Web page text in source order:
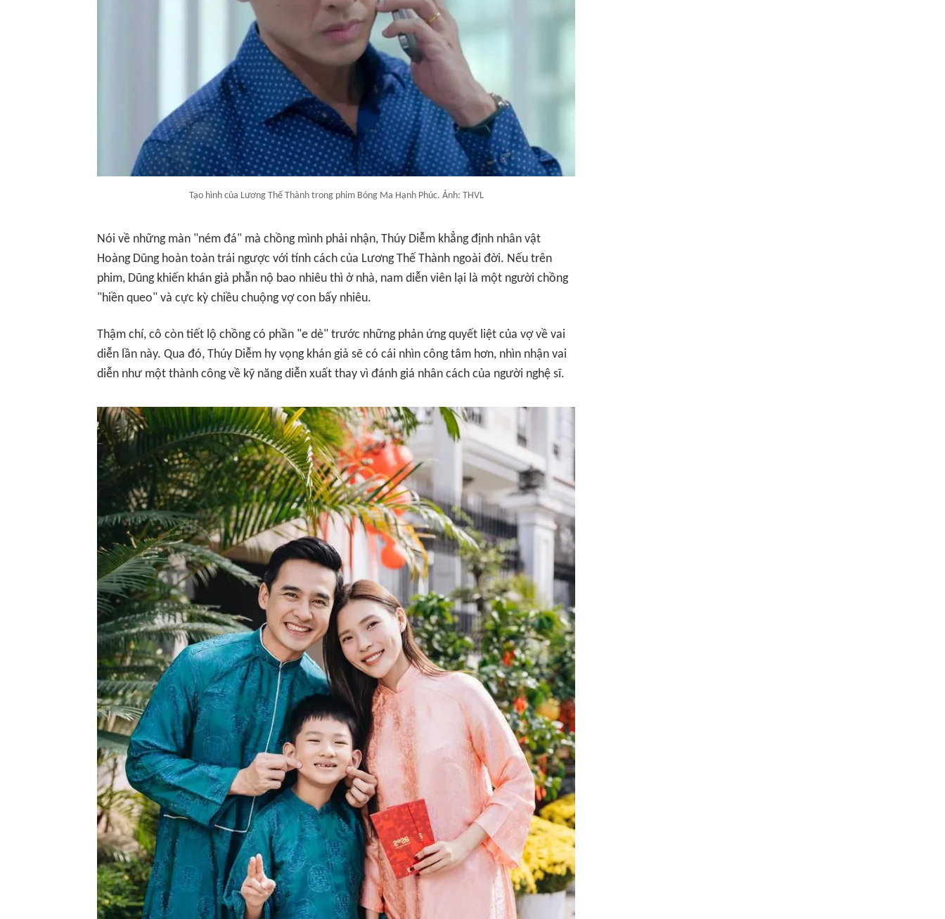
Tạo hình của Lương Thế Thành trong phim Bóng Ma Hạnh Phúc. Ảnh: THVL
Nói về những màn "ném đá" mà chồng mình phải nhận, Thúy Diễm khẳng định nhân vật
Hoàng Dũng hoàn toàn trái ngược với tính cách của Lương Thế Thành ngoài đời. Nếu trên
phim, Dũng khiến khán giả phẫn nộ bao nhiêu thì ở nhà, nam diễn viên lại là một người chồng
"hiền queo" và cực kỳ chiều chuộng vợ con bấy nhiêu.
Thậm chí, cô còn tiết lộ chồng có phần "e dè" trước những phản ứng quyết liệt của vợ về vai
diễn lần này. Qua đó, Thúy Diễm hy vọng khán giả sẽ có cái nhìn công tâm hơn, nhìn nhận vai
diễn như một thành công về kỹ năng diễn xuất thay vì đánh giá nhân cách của người nghệ sĩ.